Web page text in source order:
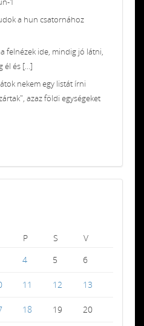
a hun csatornához
felnézek ide, mindig jó látni,
él és [...]
nekem egy listát írni
azaz földi egységeket
P S
V
4 5 6
11 12 13
18 19 20